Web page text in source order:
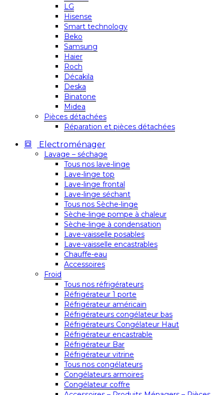
LG
Hisense
Smart technology
Beko
Samsung
Haier
Roch
Décakila
Deska
Binatone
Midea
Pièces détachées
Réparation et pièces détachées
Electroménager
Lavage – séchage
Tous nos lave-linge
Lave-linge top
Lave-linge frontal
Lave-linge séchant
Tous nos Sèche-linge
Sèche-linge pompe à chaleur
Sèche-linge à condensation
Lave-vaisselle posables
Lave-vaisselle encastrables
Chauffe-eau
Accessoires
Froid
Tous nos réfrigérateurs
Réfrigérateur 1 porte
Réfrigérateur américain
Réfrigérateurs congélateur bas
Réfrigérateurs Congélateur Haut
Réfrigérateur encastrable
Réfrigérateur Bar
Réfrigérateur vitrine
Tous nos congélateurs
Congélateurs armoires
Congélateur coffre